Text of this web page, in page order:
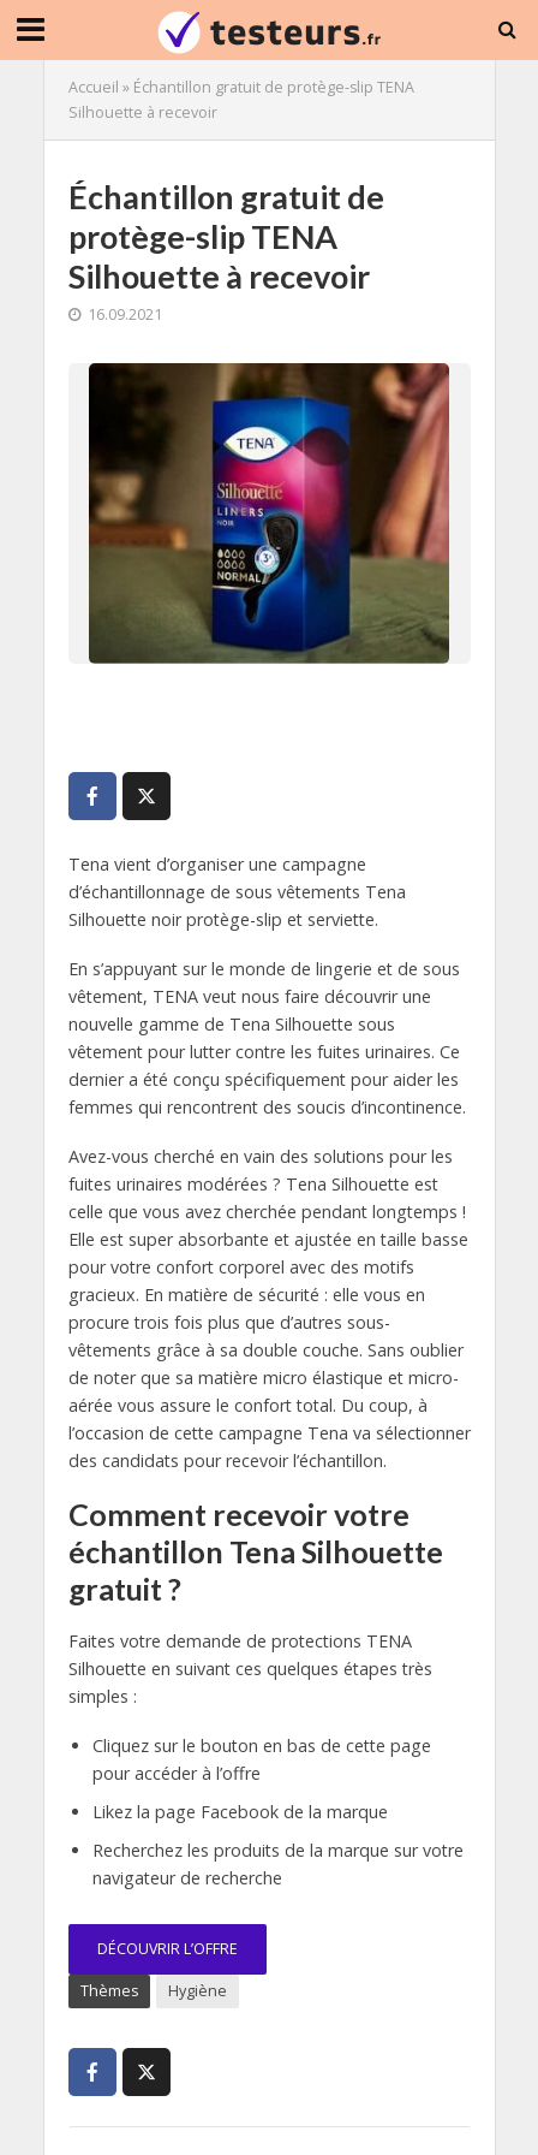
Accueil » Échantillon gratuit de protège-slip TENA
Silhouette à recevoir
Échantillon gratuit de
protège-slip TENA
Silhouette à recevoir
16.09.2021
Tena vient d’organiser une campagne
d’échantillonnage de sous vêtements Tena
Silhouette noir protège-slip et serviette.
En s’appuyant sur le monde de lingerie et de sous
vêtement, TENA veut nous faire découvrir une
nouvelle gamme de Tena Silhouette sous
vêtement pour lutter contre les fuites urinaires. Ce
dernier a été conçu spécifiquement pour aider les
femmes qui rencontrent des soucis d’incontinence.
Avez-vous cherché en vain des solutions pour les
fuites urinaires modérées ? Tena Silhouette est
celle que vous avez cherchée pendant longtemps !
Elle est super absorbante et ajustée en taille basse
pour votre confort corporel avec des motifs
gracieux. En matière de sécurité : elle vous en
procure trois fois plus que d’autres sous-
vêtements grâce à sa double couche. Sans oublier
de noter que sa matière micro élastique et micro-
aérée vous assure le confort total. Du coup, à
l’occasion de cette campagne Tena va sélectionner
des candidats pour recevoir l’échantillon.
Comment recevoir votre
échantillon Tena Silhouette
gratuit ?
Faites votre demande de protections TENA
Silhouette en suivant ces quelques étapes très
simples :
Cliquez sur le bouton en bas de cette page
pour accéder à l’offre
Likez la page Facebook de la marque
Recherchez les produits de la marque sur votre
navigateur de recherche
DÉCOUVRIR L’OFFRE
Thèmes Hygiène